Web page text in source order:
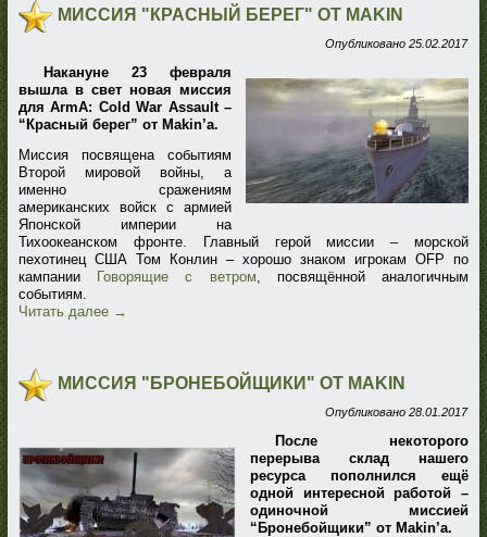
МИССИЯ "КРАСНЫЙ БЕРЕГ" ОТ MAKIN
Опубликовано 25.02.2017
Накануне 23 февраля
вышла в свет новая миссия
для ArmA: Cold War Assault –
“Красный берег” от Makin’a.
Миссия посвящена событиям
Второй мировой войны, а
именно сражениям
американских войск с армией
Японской империи на
Тихоокеанском фронте. Главный герой миссии – морской
пехотинец США Том Конлин – хорошо знаком игрокам OFP по
кампании
Говорящие с ветром, посвящённой аналогичным
событиям.
Читать далее →
МИССИЯ "БРОНЕБОЙЩИКИ" ОТ MAKIN
Опубликовано 28.01.2017
После некоторого
перерыва склад нашего
ресурса пополнился ещё
одной интересной работой –
одиночной миссией
“Бронебойщики” от Makin’a.